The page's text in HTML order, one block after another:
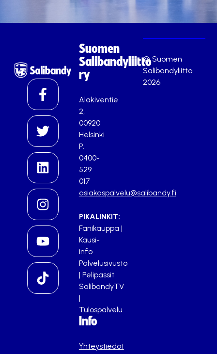
Suomen
Salibandyliitto
ry
Alakiventie
2,
00920
Helsinki
P.
0400-
529
017
asiakaspalvelu@salibandy.fi
PIKALINKIT:
Fanikauppa |
Kausi-
info
Palvelusivusto
| Pelipassit
SalibandyTV
|
Tulospalvelu
Info
Yhteystiedot
© Suomen
Salibandyliitto
2026